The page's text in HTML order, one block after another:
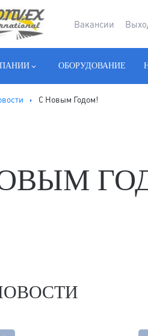
Вакансии
ОБОРУДОВАНИЕ
С Новым Годом!